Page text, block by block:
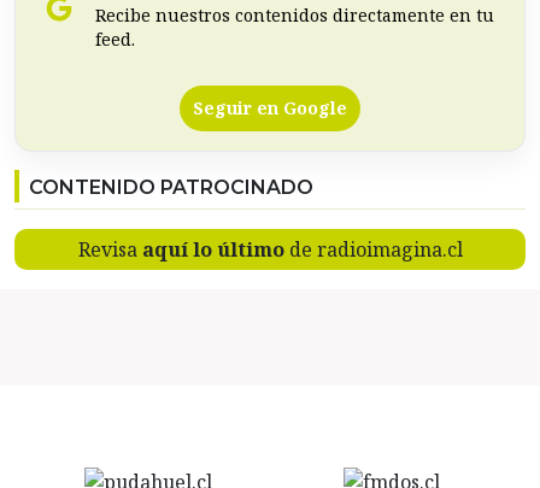
Recibe nuestros contenidos directamente en tu
feed.
Seguir en Google
CONTENIDO PATROCINADO
Revisa aquí lo últimode radioimagina.cl